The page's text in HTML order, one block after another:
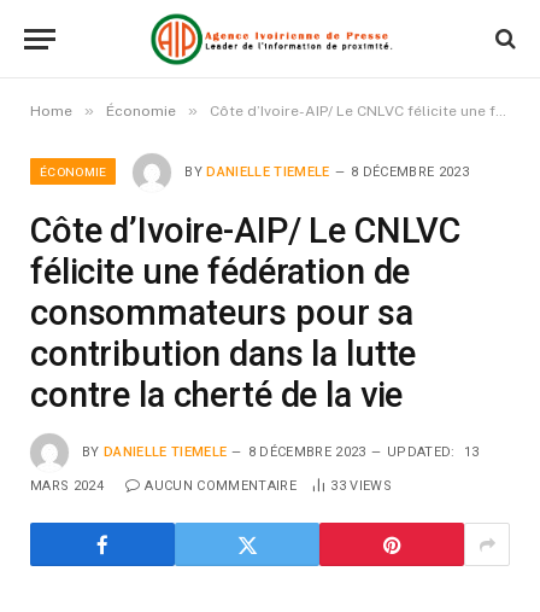
Home » Économie » Côte d’Ivoire-AIP/ Le CNLVC félicite une fédération de consommateurs pour sa contribution dans la lutte contre la cherté de la vie
ÉCONOMIE BY DANIELLE TIEMELE 8 DÉCEMBRE 2023
Côte d’Ivoire-AIP/ Le CNLVC
félicite une fédération de
consommateurs pour sa
contribution dans la lutte
contre la cherté de la vie
BY DANIELLE TIEMELE 8 DÉCEMBRE 2023 UPDATED: 13
MARS 2024 AUCUN COMMENTAIRE 33VIEWS